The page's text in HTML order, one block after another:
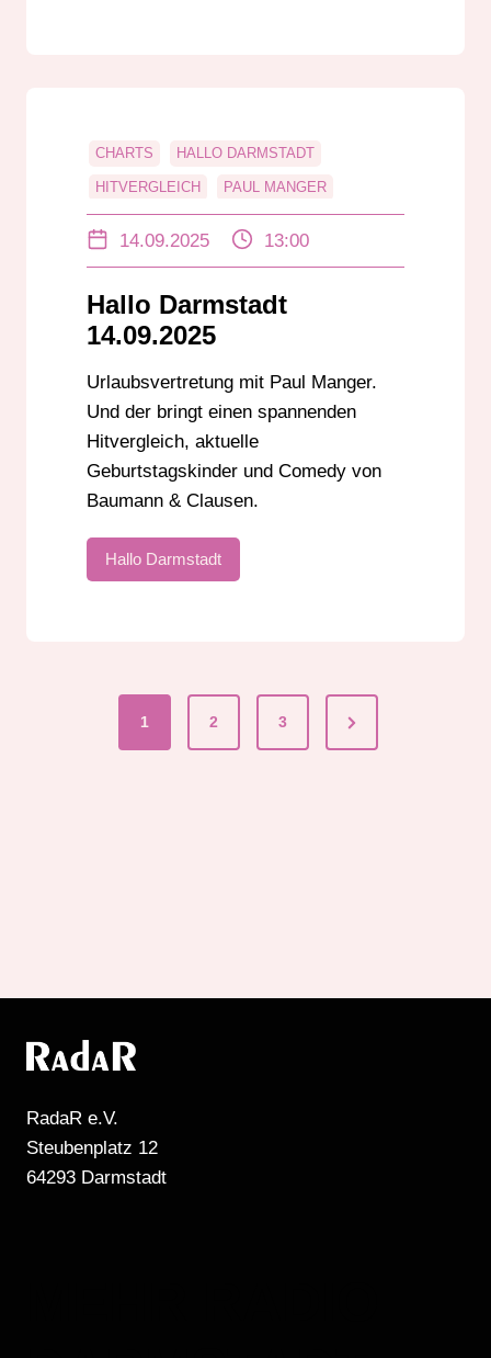
CHARTS HALLO DARMSTADT
HITVERGLEICH PAUL MANGER
14.09.2025 13:00
Hallo Darmstadt
14.09.2025
Urlaubsvertretung mit Paul Manger.
Und der bringt einen spannenden
Hitvergleich, aktuelle
Geburtstagskinder und Comedy von
Baumann & Clausen.
Hallo Darmstadt
1 2 3
Next
Page
RadaR e.V.
Steubenplatz 12
64293 Darmstadt